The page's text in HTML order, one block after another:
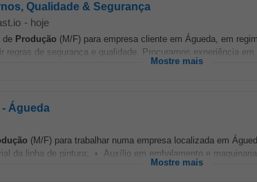
Qualidade & Segurança
- hoje
de Produção (M/F) para empresa cliente em Águeda, em
de segurança e qualidade. Procuramos experiência em
Mostre mais
Águeda
(M/F) para trabalhar numa empresa localizada em
da linha de pintura; • Auxílio em embalamento e
Mostre mais